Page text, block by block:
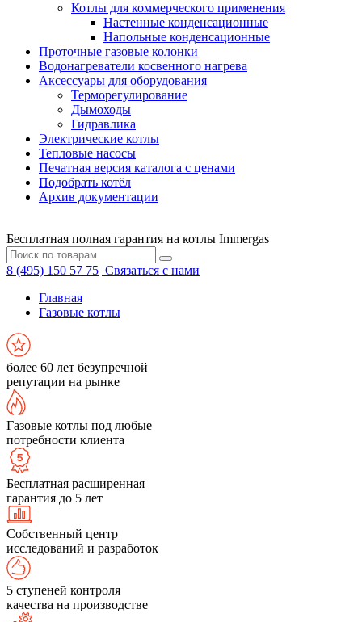
Котлы для коммерческого применения
Настенные конденсационные
Напольные конденсационные
Проточные газовые колонки
Водонагреватели косвенного нагрева
Аксессуары для оборудования
Терморегулирование
Дымоходы
Гидравлика
Электрические котлы
Тепловые насосы
Печатная версия каталога с ценами
Подобрать котёл
Архив документации
Бесплатная полная гарантия на котлы Immergas
8 (495) 150 57 75 Связаться с нами
Главная
Газовые котлы
более 60 лет безупречной
репутации на рынке
Газовые котлы под любые
потребности клиента
Бесплатная расширенная
гарантия до 5 лет
Собственный центр
исследований и разработок
5 ступеней контроля
качества на производстве